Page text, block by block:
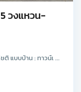
วงแหวน-
แบบบ้าน : ทาวน์เ ...